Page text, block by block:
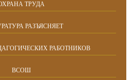
ТРУДА
РАЗЪЯСНЯЕТ
РАБОТНИКОВ
ВСОШ